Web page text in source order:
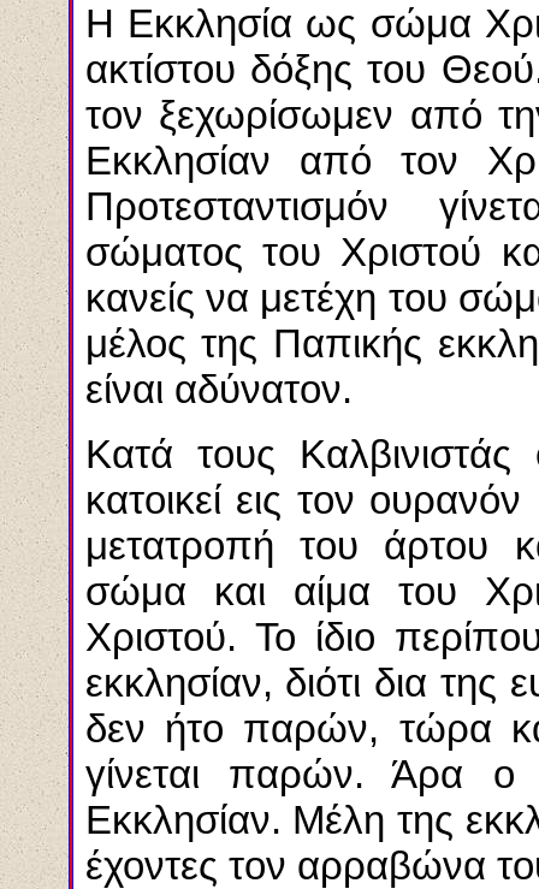
Η Εκκλησία ως σώμα
ακτίστου δόξης του
τον ξεχωρίσωμεν από
Εκκλησίαν από τον
Προτεσταντισμόν
σώματος του Χριστού
κανείς να μετέχη του
μέλος της Παπικής
είναι αδύνατον.
Κατά τους
κατοικεί εις τον
μετατροπή του άρτου
σώμα και αίμα του
Χριστού. Το ίδιο
εκκλησίαν, διότι δια
δεν ήτο παρών, τώρα
γίνεται παρών. Άρα ο
Εκκλησίαν. Μέλη της
έχοντες τον αρραβώνα